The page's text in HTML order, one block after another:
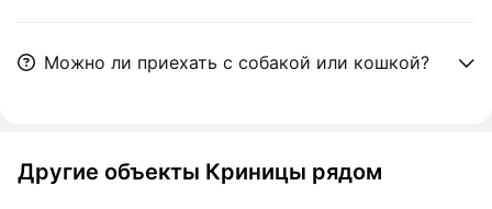
Можно ли приехать с собакой или кошкой?
Другие объекты Криницы рядом